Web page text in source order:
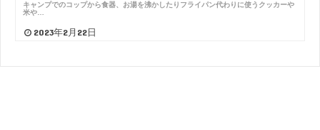
キャンプでのコップから食器、お湯を沸かしたりフライパン代わりに使うクッカーや
米や…
2023年2月22日